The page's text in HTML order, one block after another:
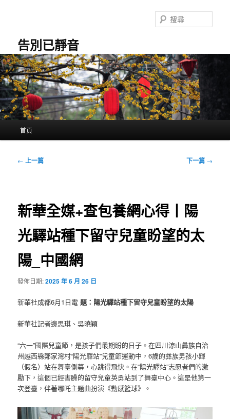
容
告別已靜音
尋
首頁
文
← 上一篇 下一篇 →
新華全媒+查包養網心得丨陽
光驛站種下留守兒童盼望的太
陽_中國網
發佈日期:2025 年 6 月 26 日
新華社成都6月1日電題：陽光驛站種下留守兒童盼望的太陽
新華社記者邊思琪、吳曉穎
“六一”國際兒童節，是孩子們最期盼的日子。在四川涼山彝族自治
州越西縣鄭家灣村“陽光驛站”兒童節運動中，6歲的彝族男孩小輝
（假名）站在舞臺側幕，心跳得飛快。在“陽光驛站”志愿者們的激
勵下，這個已經害臊的留守兒童英勇站到了舞臺中心。這是他第一
次登臺，伴著哪吒主題曲扮演《動感籃球》。